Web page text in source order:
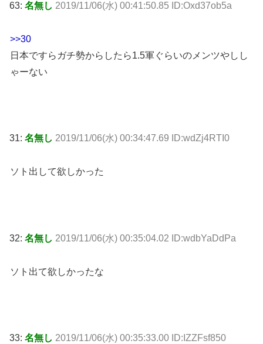
63: 名無し 2019/11/06(水) 00:41:50.85 ID:Oxd37ob5a
>>30
日本ですらガチ勢からしたら1.5軍ぐらいのメンツやしし
ゃーない
31: 名無し 2019/11/06(水) 00:34:47.69 ID:wdZj4RTI0
ソト出して欲しかった
32: 名無し 2019/11/06(水) 00:35:04.02 ID:wdbYaDdPa
ソト出て欲しかったな
33: 名無し 2019/11/06(水) 00:35:33.00 ID:IZZFsf850